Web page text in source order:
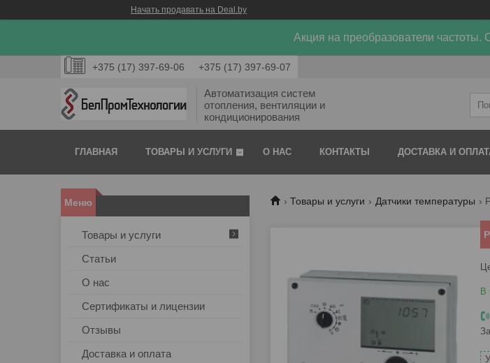
Начать продавать на Deal.by
Акция на преобразователи частоты.
+375 (17) 397-69-06 +375 (17) 397-69-07
Автоматизация систем
отопления, вентиляции и
кондиционирования
ГЛАВНАЯ ТОВАРЫ И УСЛУГИ О НАС КОНТАКТЫ ДОСТАВКА И
Товары и услуги Датчики температуры
В
Товары и услуги
Статьи
О нас
Сертификаты и лицензии
Отзывы
Доставка и оплата